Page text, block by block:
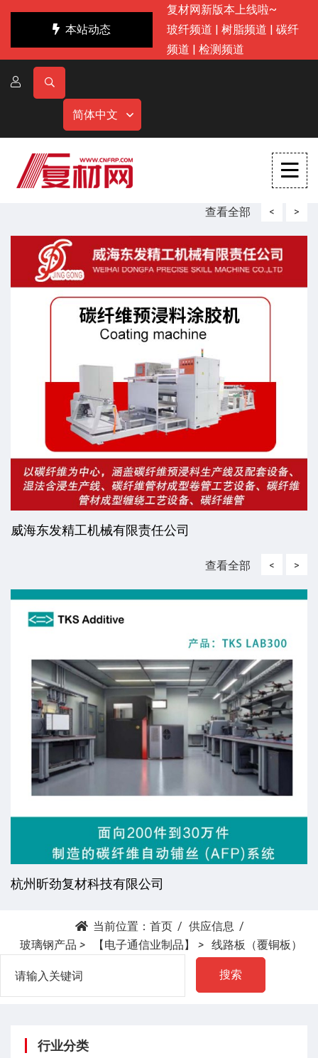
本站动态
复材网新版本上线啦~
玻纤频道 | 树脂频道 | 碳纤
频道 | 检测频道
简体中文
查看全部 <
威海东发精工机械有限责任公司
>
查看全部 <
杭州昕劲复材科技有限公司
>
当前位置： 首页
供应信息
玻璃钢产品 > 【电子通信业制品】 > 线路板（覆铜板）
搜索
行业分类